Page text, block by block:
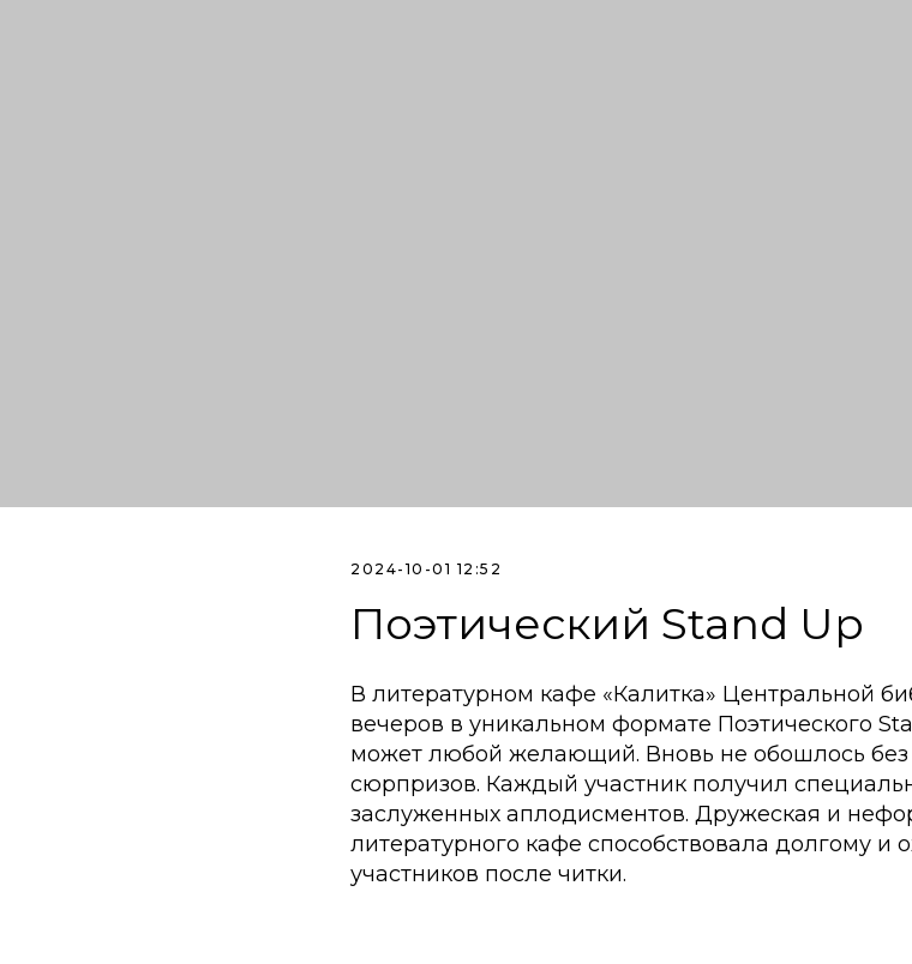
2024-10-01 12:52
Поэтический Stand Up
В литературном кафе «Калитка» Центральной
вечеров в уникальном формате Поэтического
может любой желающий. Вновь не обошлось
сюрпризов. Каждый участник получил
заслуженных аплодисментов. Дружеская и
литературного кафе способствовала долгому
участников после читки.